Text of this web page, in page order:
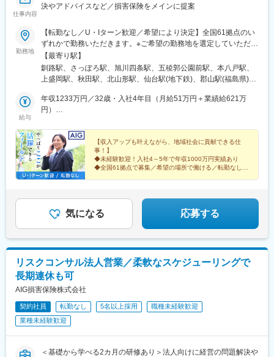
仕事内容
決やアドバイスなど／損害保険をメインに提案
勤務地
【転勤なし／U・Iターン歓迎／希望により決定】全国61拠点のい
ずれかで勤務いただきます。※ご希望の勤務地を選定していただけ
ます。※現住所と希望勤務地が異なる場合、面接は現住所の近くで
行うことも可能です。★受動喫煙対策：敷地内喫煙可能場所あり
（勤務先に応じて変動の可能性あり）
【最寄り駅】
釧路駅、さっぽろ駅、旭川四条駅、五稜郭公園前駅、本八戸駅、
上盛岡駅、秋田駅、北山形駅、仙台駅(地下鉄)、郡山駅(福島県)、
水戸駅、つくば駅、東武宇都宮駅、前橋駅、大宮駅(埼玉県)、海浜
幕張駅、甲府駅、松本駅、新潟駅、インテック本社前駅、北鉄金
駅、豊橋公園前駅、津新町駅、大阪梅田駅(阪急線)、大阪阿部野橋
駅、草津駅(滋賀県)、丹波口駅、三宮駅(神戸新交通)、姫路駅、新
大宮駅、和歌山駅、東中央町駅、紙屋町東駅、徳山駅、鳥取駅、
松江駅、片原町駅(香川県)、蓮池町通駅、阿波富田駅、市役所前駅
(愛媛県)、赤坂駅(福岡県)、平和通駅、西鉄久留米駅、佐賀駅、桜
駅(沖縄県)、札幌駅、中央病院前駅、あおば通駅、六本木一丁目
駅、京王八王子駅、金手駅、西松本駅、富山駅北駅、仁愛女子高
駅、旦過駅、市役所駅(長崎県)、水道町駅、加治屋町駅、旭橋駅、
大通駅、千代台駅、青葉通一番町駅、麻布十番駅、富山駅、福井
駅、第一通り駅、東八町駅、梅田駅(地下鉄)、天王寺駅、三ノ宮
駅、清輝橋駅、県庁前駅(広島県)、高松駅(香川県)、はりまや橋
駅、松山市駅、天神駅、小倉駅(福岡県)、めがね橋駅、通町筋駅、
甲東中学校前駅、美栄橋駅
給与
年収1233万円／32歳・入社4年目（月給51万円＋業績給621万
円）
【収入アップも叶えながら、地域社会に貢献できる仕
事！】
◆未経験歓迎！入社4～5年で年収1000万円実績あり
◆全国61拠点で募集／希望の場所で働ける／転勤なし
気になる 応募する
リスクコンサル法人営業／柔軟なスケジューリングで
長期連休も可
AIG損害保険株式会社
契約社員 転勤なし 5名以上採用
職種未経験歓迎
業種未経験歓迎
＜基礎から学べる2カ月の研修あり＞法人向けに経営の問題解決や